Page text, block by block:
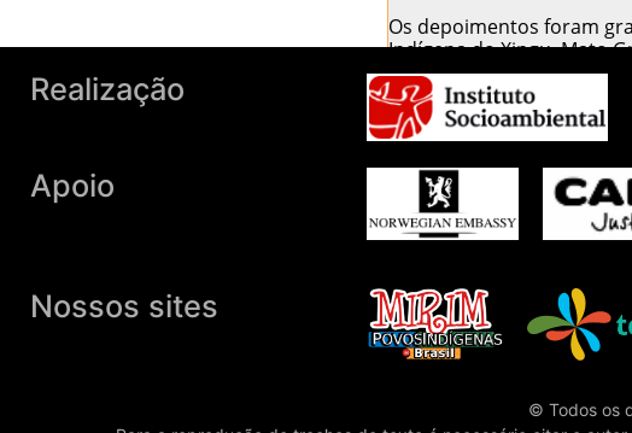
Os depoimentos foram
Indígena do Xingu, Mato